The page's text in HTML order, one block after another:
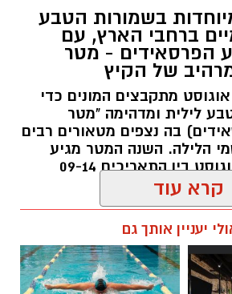
המשתתפים את הטבע
נחל אלכסנדר, את בעלי
אותו ואת המערכת
בהמשך יגיעו למרכז החינוך
שם יוכלו להתבונן בדגם
ולהכיר מקרוב את בעלי
בו. במהלך הסיור ייחשפו גם
על הסביבה הימית, ובהם
וילמדו באופן חווייתי כיצד
ולסייע בהגנה עליו.
24 באוגוסט, יום שני, בשעות 9:00-12:00 הורים
בשמורות הטבע
ברחבי הארץ, עם
הפרסאידים - מטר
של הקיץ
מתקבצים המונים כדי
לילית ומדהימה "מטר
בה נצפים מטאורים רבים
הלילה. השנה המטר מגיע
לשיאו באמצע אוגוסט בין התאריכים 09-14
קרא עוד
יעניין אותך גם